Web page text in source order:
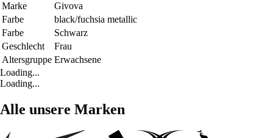
Marke
Givova
Farbe
black/fuchsia metallic
Farbe
Schwarz
Geschlecht
Frau
Altersgruppe Erwachsene
Loading...
Loading...
Alle unsere Marken